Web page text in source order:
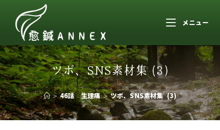
メニュー
ツボ、SNS素材集 (3)
> 46話 生理痛 > ツボ、SNS素材集 (3)